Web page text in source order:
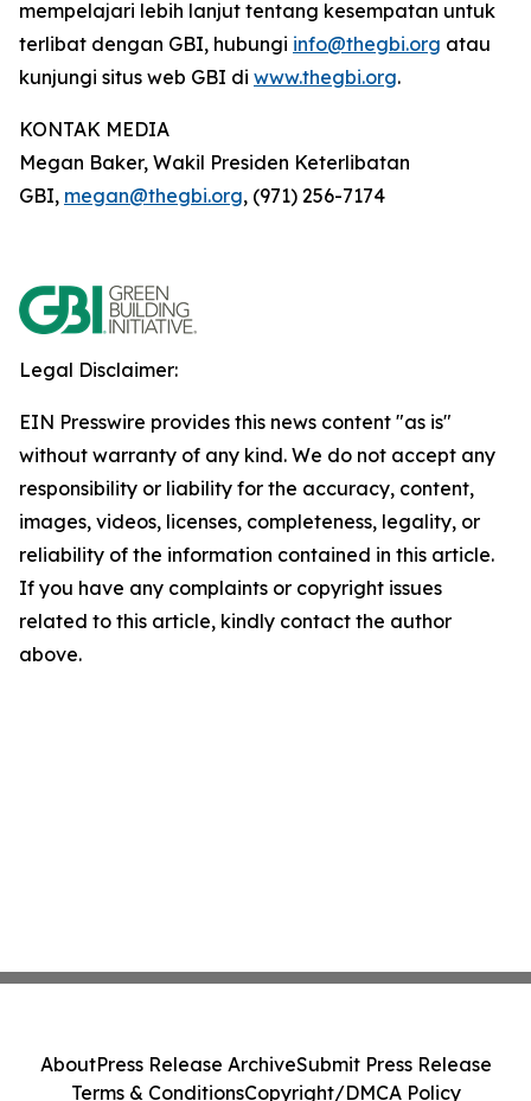
mempelajari lebih lanjut tentang kesempatan untuk
terlibat dengan GBI, hubungi info@thegbi.org atau
kunjungi situs web GBI di www.thegbi.org.
KONTAK MEDIA
Megan Baker, Wakil Presiden Keterlibatan
GBI, megan@thegbi.org, (971) 256-7174
Legal Disclaimer:
EIN Presswire provides this news content "as is"
without warranty of any kind. We do not accept any
responsibility or liability for the accuracy, content,
images, videos, licenses, completeness, legality, or
reliability of the information contained in this article.
If you have any complaints or copyright issues
related to this article, kindly contact the author
above.
AboutPress Release ArchiveSubmit Press Release
Terms & ConditionsCopyright/DMCA Policy